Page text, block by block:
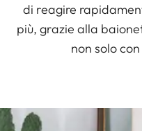
di reagire
più, grazie alla
non solo